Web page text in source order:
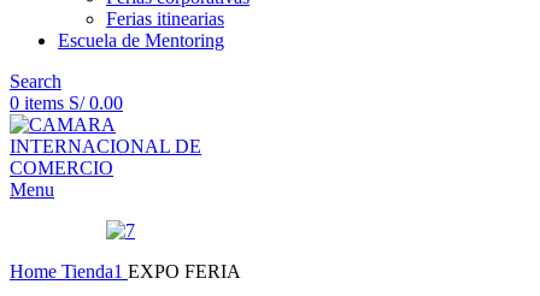
Ferias itinearias
Escuela de Mentoring
Search
0 items S/0.00
Menu
Home Tienda1 EXPO FERIA